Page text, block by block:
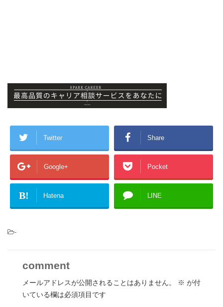
Twitter Share
Google+ Pocket
B! Hatena LINE
-
comment
メールアドレスが公開されることはありません。 ※ が付
いている欄は必須項目です